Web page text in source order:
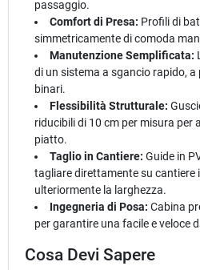
passaggio.
Comfort di Presa: Profili di
simmetricamente di comoda
Manutenzione Semplificata:
di un sistema a sgancio rapido, a
binari.
Flessibilità Strutturale:
riducibili di 10 cm per misura per
piatto.
Taglio in Cantiere: Guide in
tagliare direttamente su cantiere
ulteriormente la larghezza.
Ingegneria di Posa: Cabina
per garantire una facile e veloce
Cosa Devi Sapere